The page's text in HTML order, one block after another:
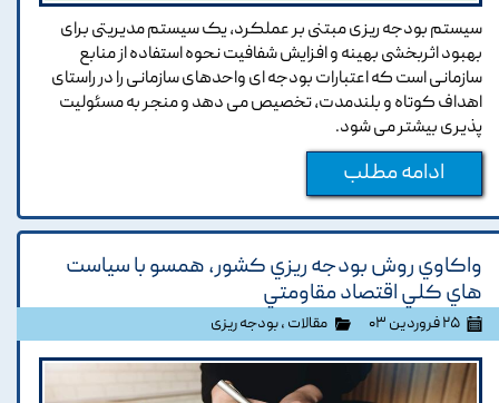
سیستم بودجه ریزی مبتنی بر عملکرد، یک سیستم مدیریتی برای
بهبود اثربخشی بهینه و افزایش شفافیت نحوه استفاده از منابع
سازمانی است که اعتبارات بودجه ای واحدهای سازمانی را در راستای
اهداف کوتاه و بلندمدت، تخصیص می دهد و منجر به مسئولیت
پذیری بیشتر می شود.
ادامه مطلب
واکاوي روش بودجه ريزي کشور، همسو با سياست
هاي کلي اقتصاد مقاومتي
۲۵ فروردین ۰۳ مقالات ،بودجه ریزی